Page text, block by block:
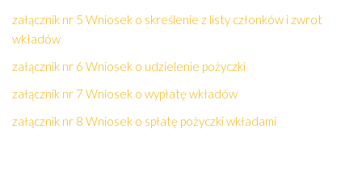
załącznik nr 5 Wniosek o skreślenie z listy członków i zwrot
wkładów
załącznik nr 6 Wniosek o udzielenie pożyczki
załącznik nr 7 Wniosek o wypłatę wkładów
załącznik nr 8 Wniosek o spłatę pożyczki wkładami